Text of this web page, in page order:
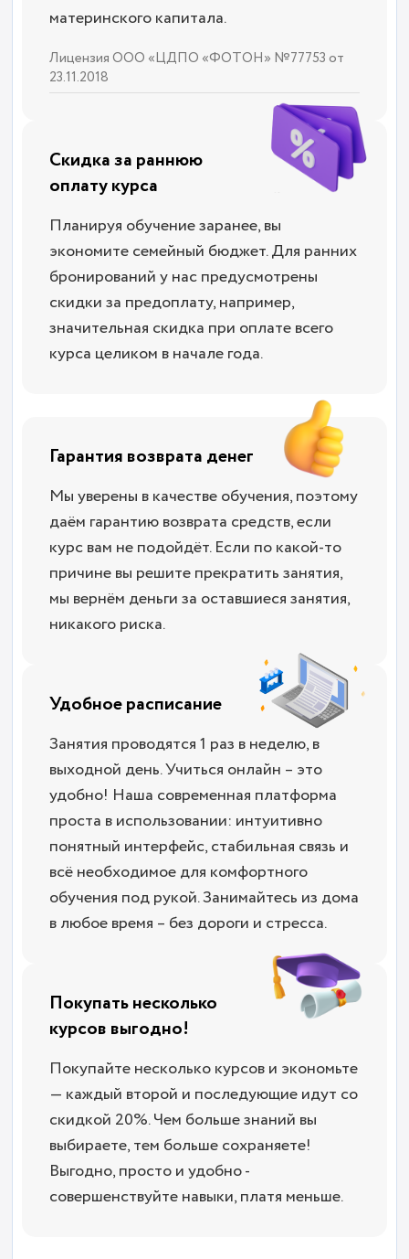
материнского капитала.
Лицензия ООО «ЦДПО «ФОТОН» №77753 от
23.11.2018
Скидка за раннюю
оплату курса
Планируя обучение заранее, вы
экономите семейный бюджет. Для ранних
бронирований у нас предусмотрены
скидки за предоплату, например,
значительная скидка при оплате всего
курса целиком в начале года.
Гарантия возврата денег
Мы уверены в качестве обучения, поэтому
даём гарантию возврата средств, если
курс вам не подойдёт. Если по какой-то
причине вы решите прекратить занятия,
мы вернём деньги за оставшиеся занятия,
никакого риска.
Удобное расписание
Занятия проводятся 1 раз в неделю, в
выходной день. Учиться онлайн – это
удобно! Наша современная платформа
проста в использовании: интуитивно
понятный интерфейс, стабильная связь и
всё необходимое для комфортного
обучения под рукой. Занимайтесь из дома
в любое время – без дороги и стресса.
Покупать несколько
курсов выгодно!
Покупайте несколько курсов и экономьте
— каждый второй и последующие идут со
скидкой 20%. Чем больше знаний вы
выбираете, тем больше сохраняете!
Выгодно, просто и удобно -
совершенствуйте навыки, платя меньше.